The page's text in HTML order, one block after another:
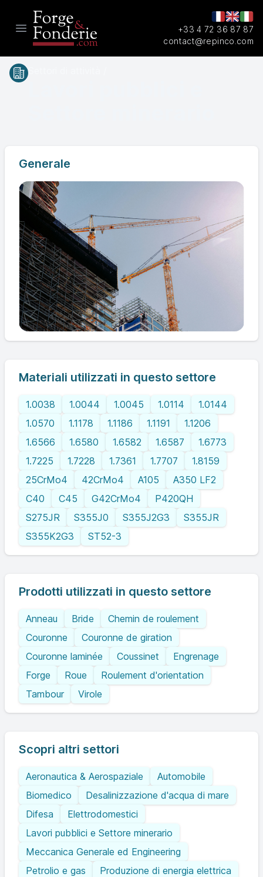
Open main menu
+33 4 72 36 87 87
contact@repinco.com
Generale
Materiali utilizzati in questo settore
1.0038 1.0044 1.0045 1.0114
1.0144
1.0570
1.1178 1.1186 1.1191
1.1206
1.6566
1.6580 1.6582 1.6587
1.6773
1.7225
1.7228 1.7361 1.7707
1.8159
25CrMo4
42CrMo4 A105
A350 LF2
C40
C45 G42CrMo4
P420QH
S275JR
S355J0 S355J2G3
S355JR
S355K2G3
ST52-3
Prodotti utilizzati in questo settore
Anneau Bride
Chemin de roulement
Couronne
Couronne de giration
Couronne laminée
Coussinet
Engrenage
Forge
Roue
Roulement d'orientation
Tambour
Virole
Scopri altri settori
Aeronautica & Aerospaziale
Automobile
Biomedico
Desalinizzazione d'acqua di mare
Difesa
Elettrodomestici
Lavori pubblici e Settore minerario
Meccanica Generale ed Engineering
Petrolio e gas
Produzione di energia elettrica